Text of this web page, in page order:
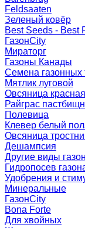
Feldsaaten
Зеленый ковёр
Best Seeds - Best
ГазонCity
Мираторг
Газоны Канады
Семена газонных
Мятлик луговой
Овсяница красная
Райграс
Полевица
Клевер белый
Овсяница
Дешампсия
Другие виды
Гидропосев
Удобрения и
Минеральные
ГазонCity
Bona Forte
Для хвойных